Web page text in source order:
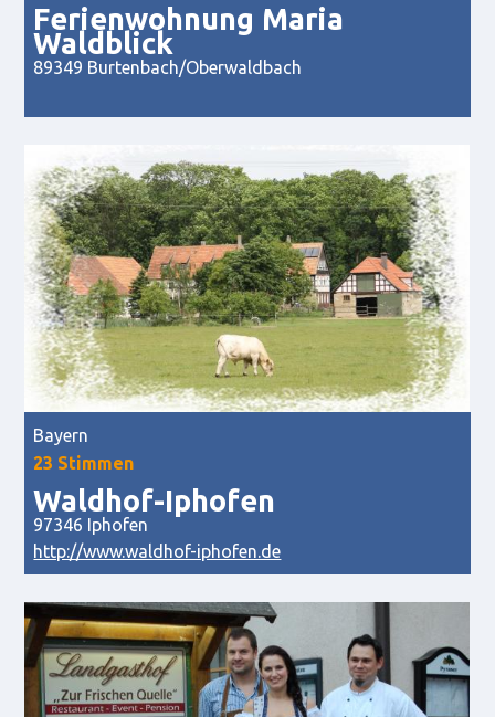
Ferienwohnung Maria
Waldblick
89349 Burtenbach/Oberwaldbach
Bayern
23 Stimmen
Waldhof-Iphofen
97346 Iphofen
http://www.waldhof-iphofen.de